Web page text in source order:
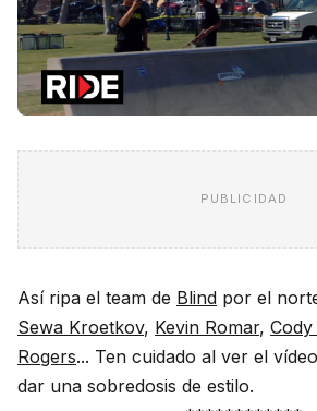
PUBLICIDAD
Así ripa el team de Blind por el
Sewa Kroetkov, Kevin Romar,
Rogers... Ten cuidado al ver el
dar una sobredosis de estilo.